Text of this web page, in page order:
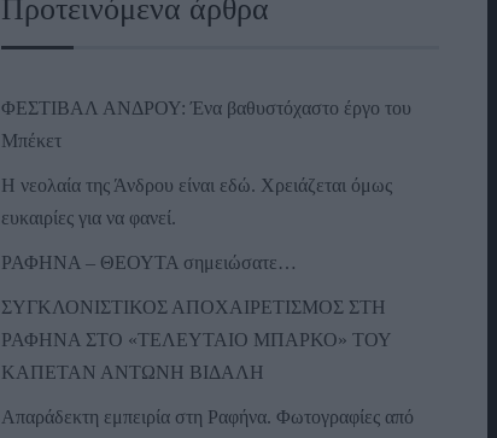
Προτεινόμενα άρθρα
ΦΕΣΤΙΒΑΛ ΑΝΔΡΟΥ: Ένα βαθυστόχαστο έργο του
Μπέκετ
Η νεολαία της Άνδρου είναι εδώ. Χρειάζεται όμως
ευκαιρίες για να φανεί.
ΡΑΦΗΝΑ – ΘΕΟΥΤΑ σημειώσατε…
ΣΥΓΚΛΟΝΙΣΤΙΚΟΣ ΑΠΟΧΑΙΡΕΤΙΣΜΟΣ ΣΤΗ
ΡΑΦΗΝΑ ΣΤΟ «ΤΕΛΕΥΤΑΙΟ ΜΠΑΡΚΟ» ΤΟΥ
ΚΑΠΕΤΑΝ ΑΝΤΩΝΗ ΒΙΔΑΛΗ
Απαράδεκτη εμπειρία στη Ραφήνα. Φωτογραφίες από